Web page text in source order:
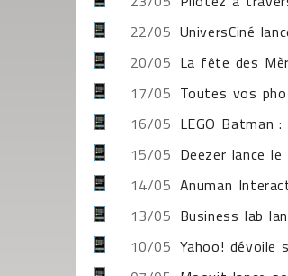
22/05 UniversCiné
20/05 La fête des
17/05 Toutes vos
16/05 LEGO Batman
15/05 Deezer lance
14/05 Anuman
13/05 Business lab
10/05 Yahoo! dévoile